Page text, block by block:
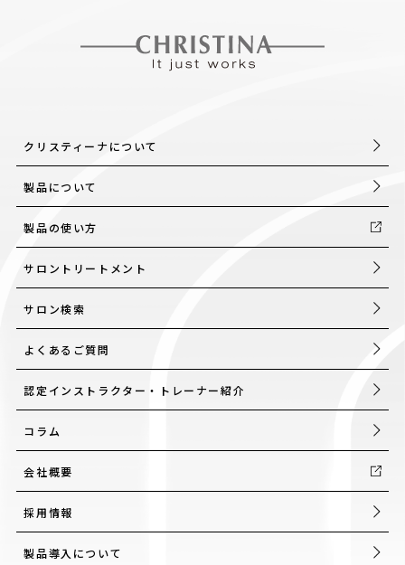
クリスティーナについて
製品について
製品の使い方
サロントリートメント
サロン検索
よくあるご質問
認定インストラクター・トレーナー紹介
コラム
会社概要
採用情報
製品導入について